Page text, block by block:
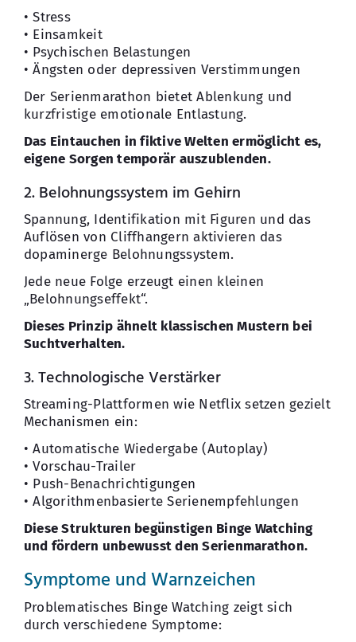
• Stress
• Einsamkeit
• Psychischen Belastungen
• Ängsten oder depressiven Verstimmungen
Der Serienmarathon bietet Ablenkung und
kurzfristige emotionale Entlastung.
Das Eintauchen in fiktive Welten ermöglicht es,
eigene Sorgen temporär auszublenden.
2. Belohnungssystem im Gehirn
Spannung, Identifikation mit Figuren und das
Auflösen von Cliffhangern aktivieren das
dopaminerge Belohnungssystem.
Jede neue Folge erzeugt einen kleinen
„Belohnungseffekt“.
Dieses Prinzip ähnelt klassischen Mustern bei
Suchtverhalten.
3. Technologische Verstärker
Streaming-Plattformen wie Netflix setzen gezielt
Mechanismen ein:
• Automatische Wiedergabe (Autoplay)
• Vorschau-Trailer
• Push-Benachrichtigungen
• Algorithmenbasierte Serienempfehlungen
Diese Strukturen begünstigen Binge Watching
und fördern unbewusst den Serienmarathon.
Symptome und Warnzeichen
Problematisches Binge Watching zeigt sich
durch verschiedene Symptome: